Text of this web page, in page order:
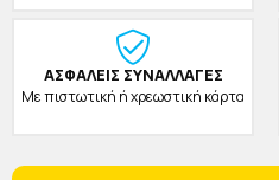
ΑΣΦΑΛΕΙΣ ΣΥΝΑΛΛΑΓΕΣ
Με πιστωτική ή χρεωστική κάρτα